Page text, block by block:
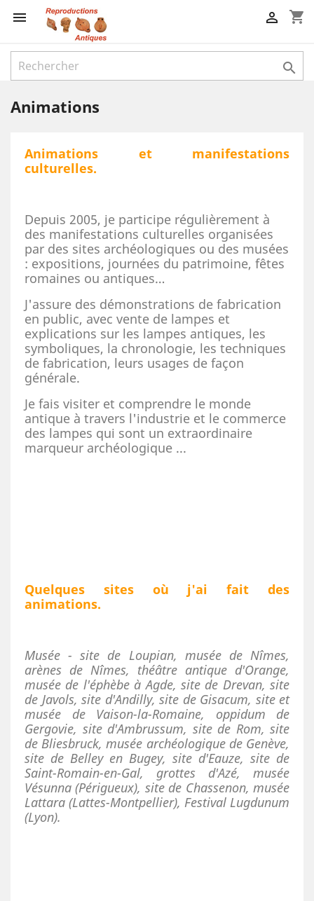
 shopping_cart


Animations
Animations et manifestations
culturelles.
Depuis 2005, je participe régulièrement à
des manifestations culturelles organisées
par des sites archéologiques ou des musées
: expositions, journées du patrimoine, fêtes
romaines ou antiques…
J'assure des démonstrations de fabrication
en public, avec vente de lampes et
explications sur les lampes antiques, les
symboliques, la chronologie, les techniques
de fabrication, leurs usages de façon
générale.
Je fais visiter et comprendre le monde
antique à travers l'industrie et le commerce
des lampes qui sont un extraordinaire
marqueur archéologique ...
Quelques sites où j'ai fait des
animations.
Musée - site de Loupian, musée de Nîmes,
arènes de Nîmes, théâtre antique d'Orange,
musée de l'éphèbe à Agde, site de Drevan, site
de Javols, site d'Andilly, site de Gisacum, site et
musée de Vaison-la-Romaine, oppidum de
Gergovie, site d'Ambrussum, site de Rom, site
de Bliesbruck, musée archéologique de Genève,
site de Belley en Bugey, site d'Eauze, site de
Saint-Romain-en-Gal, grottes d'Azé, musée
Vésunna (Périgueux), site de Chassenon, musée
Lattara (Lattes-Montpellier), Festival Lugdunum
(Lyon).